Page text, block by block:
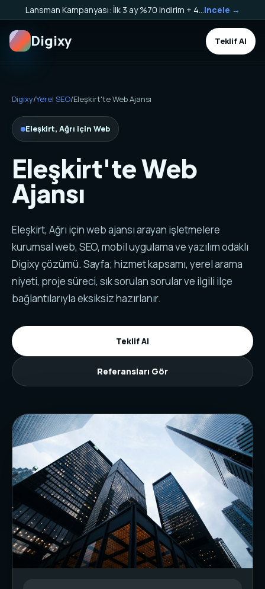
Incele →
Digixy Teklif Al
Digixy/Yerel SEO/Eleşkirt'te Web Ajansı
Eleşkirt, Ağrı için Web
Eleşkirt'te Web
Ajansı
Eleşkirt, Ağrı için web ajansı arayan işletmelere
kurumsal web, SEO, mobil uygulama ve yazılım odaklı
Digixy çözümü. Sayfa; hizmet kapsamı, yerel arama
niyeti, proje süreci, sık sorulan sorular ve ilgili ilçe
bağlantılarıyla eksiksiz hazırlanır.
Teklif Al
Referansları Gör